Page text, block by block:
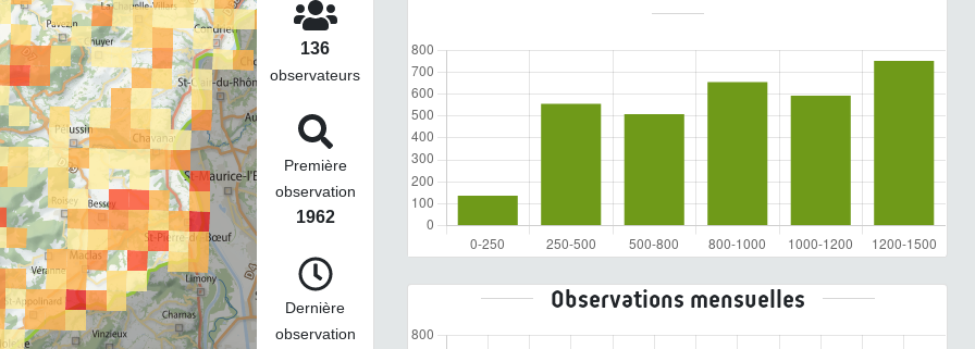
136
observateurs
Première
observation
1962
Dernière
observation
Observations mensuelles